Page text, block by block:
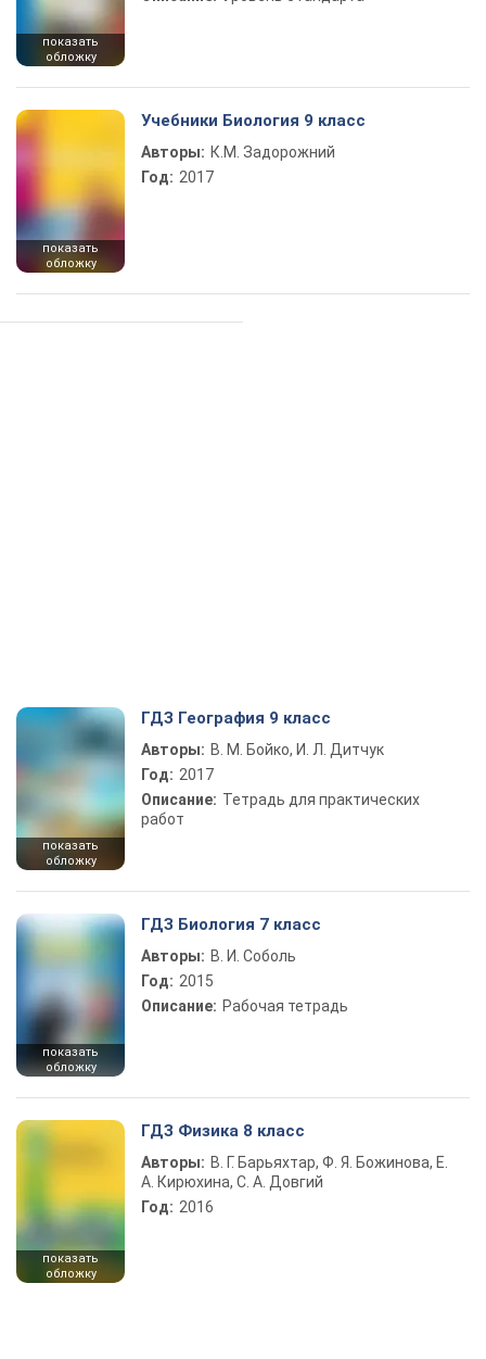
показать
обложку
показать
обложку
Учебники Биология 9 класс
Авторы: К.М. Задорожний
Год: 2017
показать
обложку
ГДЗ География 9 класс
Авторы: В. М. Бойко, И. Л. Дитчук
Год: 2017
Описание: Тетрадь для практических
работ
показать
обложку
ГДЗ Биология 7 класс
Авторы: В. И. Соболь
Год: 2015
Описание: Рабочая тетрадь
показать
обложку
ГДЗ Физика 8 класс
Авторы: В. Г. Барьяхтар, Ф. Я. Божинова, Е.
А. Кирюхина, С. А. Довгий
Год: 2016